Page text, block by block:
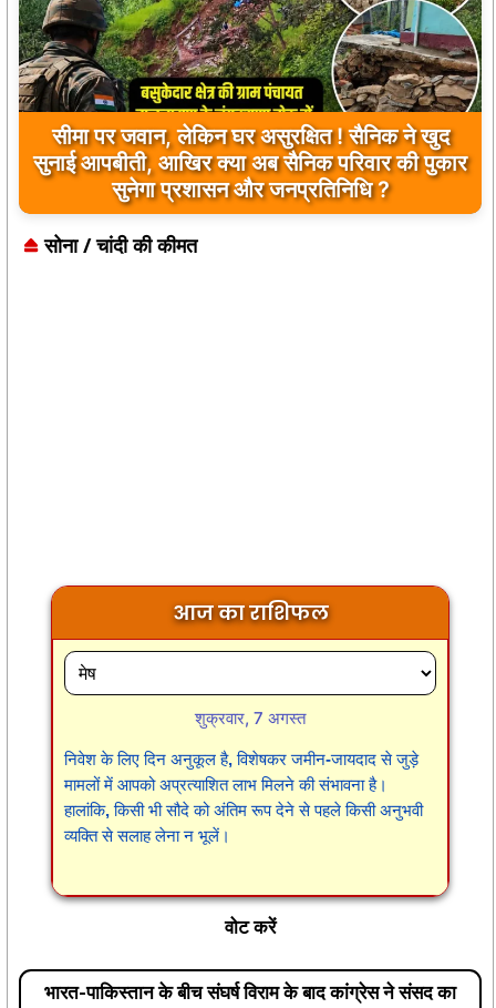
सीमा पर जवान, लेकिन घर असुरक्षित ! सैनिक ने खुद
सुनाई आपबीती, आखिर क्या अब सैनिक परिवार की पुकार
सुनेगा प्रशासन और जनप्रतिनिधि ?
प्रतीक्षालय बना ‘पार्किंग’, बाइकर्स युवाओं के सिविक सेंस
पर उठे सवाल
सोना / चांदी की कीमत
आज का राशिफल
शुक्रवार, 7 अगस्त
निवेश के लिए दिन अनुकूल है, विशेषकर जमीन-जायदाद से जुड़े
मामलों में आपको अप्रत्याशित लाभ मिलने की संभावना है।
हालांकि, किसी भी सौदे को अंतिम रूप देने से पहले किसी अनुभवी
व्यक्ति से सलाह लेना न भूलें।
वोट करें
भारत-पाकिस्तान के बीच संघर्ष विराम के बाद कांग्रेस ने संसद का